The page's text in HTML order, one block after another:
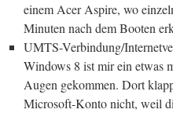
einem Acer Aspire, wo
Minuten nach dem Booten
UMTS-Verbindung/
Windows 8 ist mir ein etwas
Augen gekommen. Dort
Microsoft-Konto nicht, weil